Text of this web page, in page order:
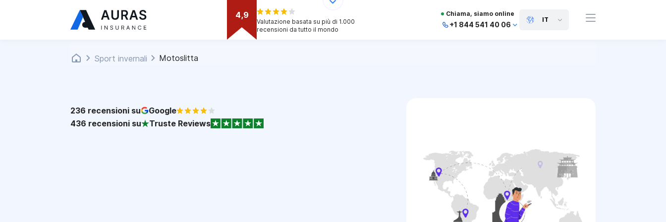
4,9
Valutazione basata su più di 1.000
recensioni da tutto il mondo
Chiama, siamo online
+1 844 541 40 06
IT
Sport invernali Motoslitta
236 recensioni su
Google
436 recensioni su Truste Reviews